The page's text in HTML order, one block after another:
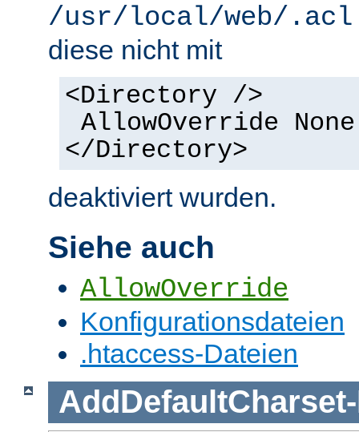
/usr/local/web/.acl
diese nicht mit
<Directory />
AllowOverride None
</Directory>
deaktiviert wurden.
Siehe auch
AllowOverride
Konfigurationsdateien
.htaccess-Dateien
AddDefaultCharset-